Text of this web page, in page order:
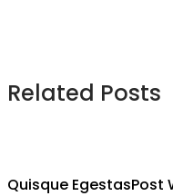
Related Posts
Quisque EgestasPost